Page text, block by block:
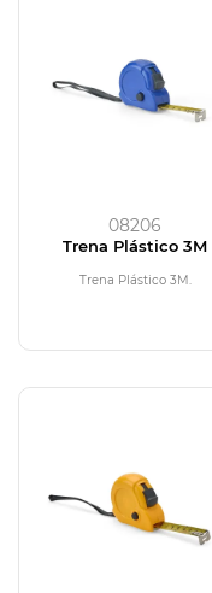
08206
Trena Plástico 3M
Trena Plástico 3M.